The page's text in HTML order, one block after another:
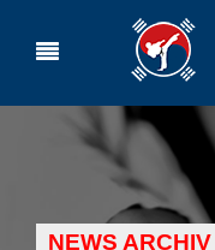
NEWS ARCHIV